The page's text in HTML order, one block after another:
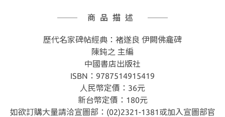
商品描述
歷代名家碑帖經典：褚遂良 伊闕佛龕碑
陳鈍之 主編
中國書店出版社
ISBN：9787514915419
人民幣定價：36元
新台幣定價：180元
如欲訂購大量請洽宣圖部：(02)2321-1381或加入宣圖部官